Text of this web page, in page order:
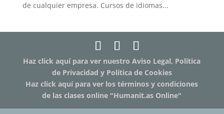
de cualquier empresa. Cursos de idiomas...
Haz click aquí para ver nuestro Aviso Legal, Política
de Privacidad y Política de Cookies
Haz click aquí para ver los términos y condiciones
de las clases online "Humanit.as Online"